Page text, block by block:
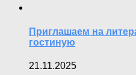
Приглашаем на
гостиную
21.11.2025